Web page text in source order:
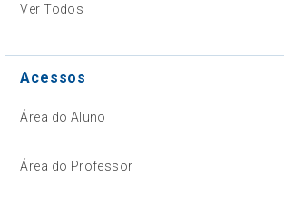
Ver Todos
Acessos
Área do Aluno
Área do Professor